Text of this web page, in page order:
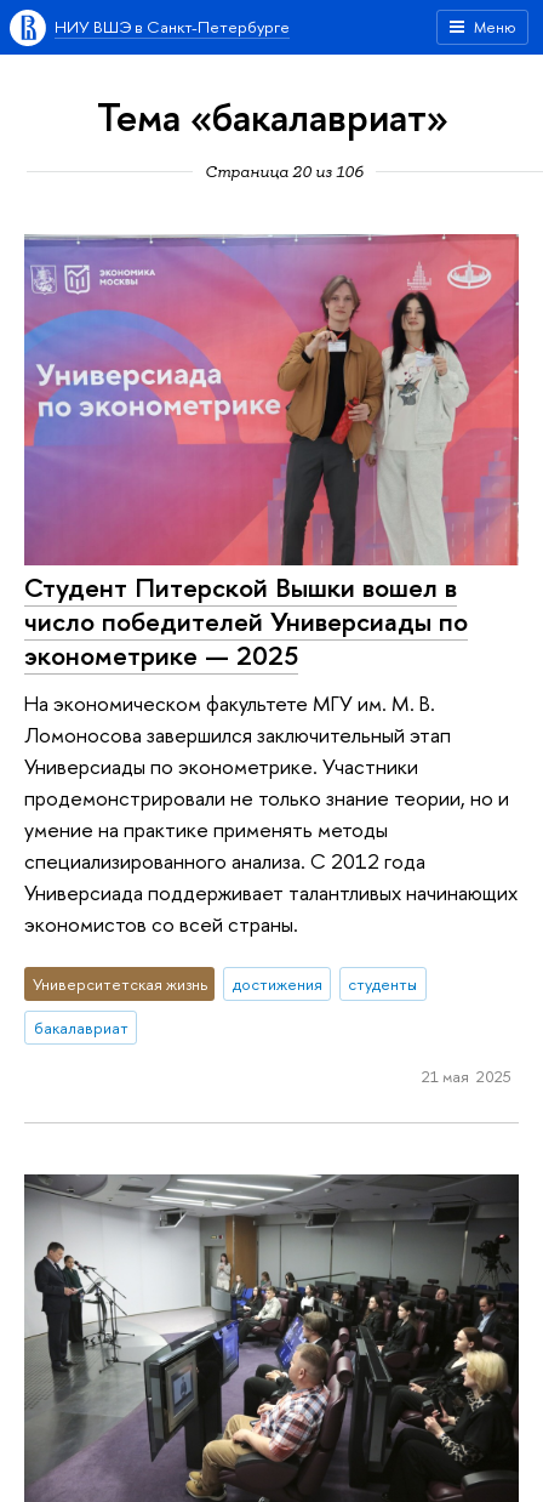
Меню
НИУ ВШЭ в Санкт-Петербурге
Тема «бакалавриат»
Страница 20 из 106
Студент Питерской Вышки вошел в
число победителей Универсиады по
эконометрике — 2025
На экономическом факультете МГУ им. М. В.
Ломоносова завершился заключительный этап
Универсиады по эконометрике. Участники
продемонстрировали не только знание теории, но и
умение на практике применять методы
специализированного анализа. С 2012 года
Универсиада поддерживает талантливых начинающих
экономистов со всей страны.
Университетская жизнь достижения
студенты
бакалавриат
21 мая 2025